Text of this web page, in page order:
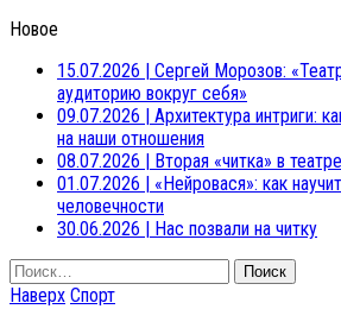
Новое
15.07.2026 | Сергей Морозов:
аудиторию вокруг себя»
09.07.2026 | Архитектура интриги:
на наши отношения
08.07.2026 | Вторая «читка» в
01.07.2026 | «Нейровася»: как
человечности
30.06.2026 | Нас позвали на читку
Найти:
Наверх Спорт